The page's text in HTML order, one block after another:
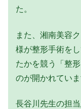
た。
また、湘南美容
様が整形手術を
たかを競う「整
のが開かれていま
長谷川先生の担